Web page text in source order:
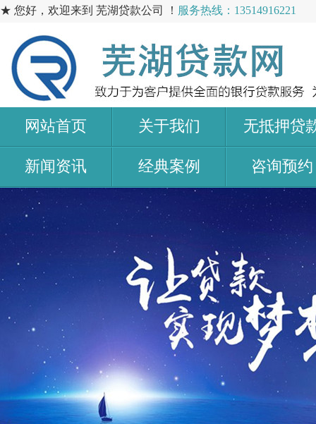
★ 您好，欢迎来到 芜湖贷款公司 ！ 服务热线：13514916221
网站首页 关于我们 无抵押贷
新闻资讯 经典案例 咨询预约